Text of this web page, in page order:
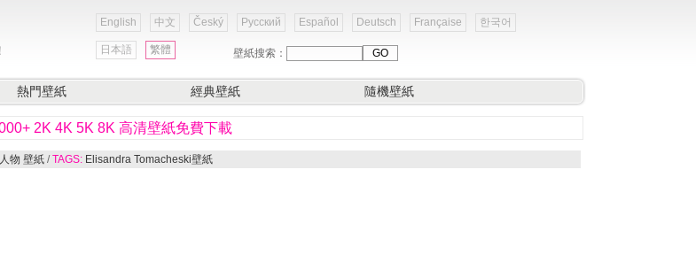
English 中文 Český Русский Español Deutsch Française 한국어
日本語 繁體 壁紙搜索：
熱門壁紙 經典壁紙 隨機壁紙
2K 4K 5K 8K 高清壁紙免費下載
人物 壁紙 /TAGS: Elisandra Tomacheski壁紙